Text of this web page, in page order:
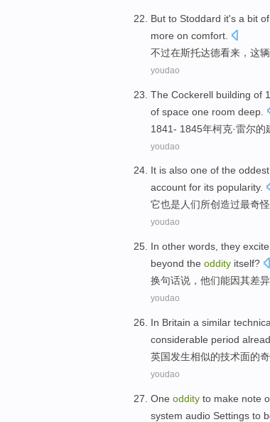
But to Stoddard it's a bit of
more on comfort
不过在斯托达德看来，这辆
youdao
The Cockerell building of
of space one room deep.
1841- 1845年柯克·雷尔的
youdao
It is also one of the oddest
account for its popularity.
它也是人们所创造过最奇
youdao
In other words they excite
beyond the oddity itself?
换句话说， 他们能因其差异
youdao
In Britain a similar
considerable period
英国发生相似的技术面的
youdao
One oddity to make note
system audio Settings to